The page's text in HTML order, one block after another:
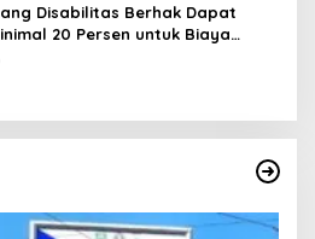
Disabilitas Berhak Dapat
20 Persen untuk Biaya
Kuliah